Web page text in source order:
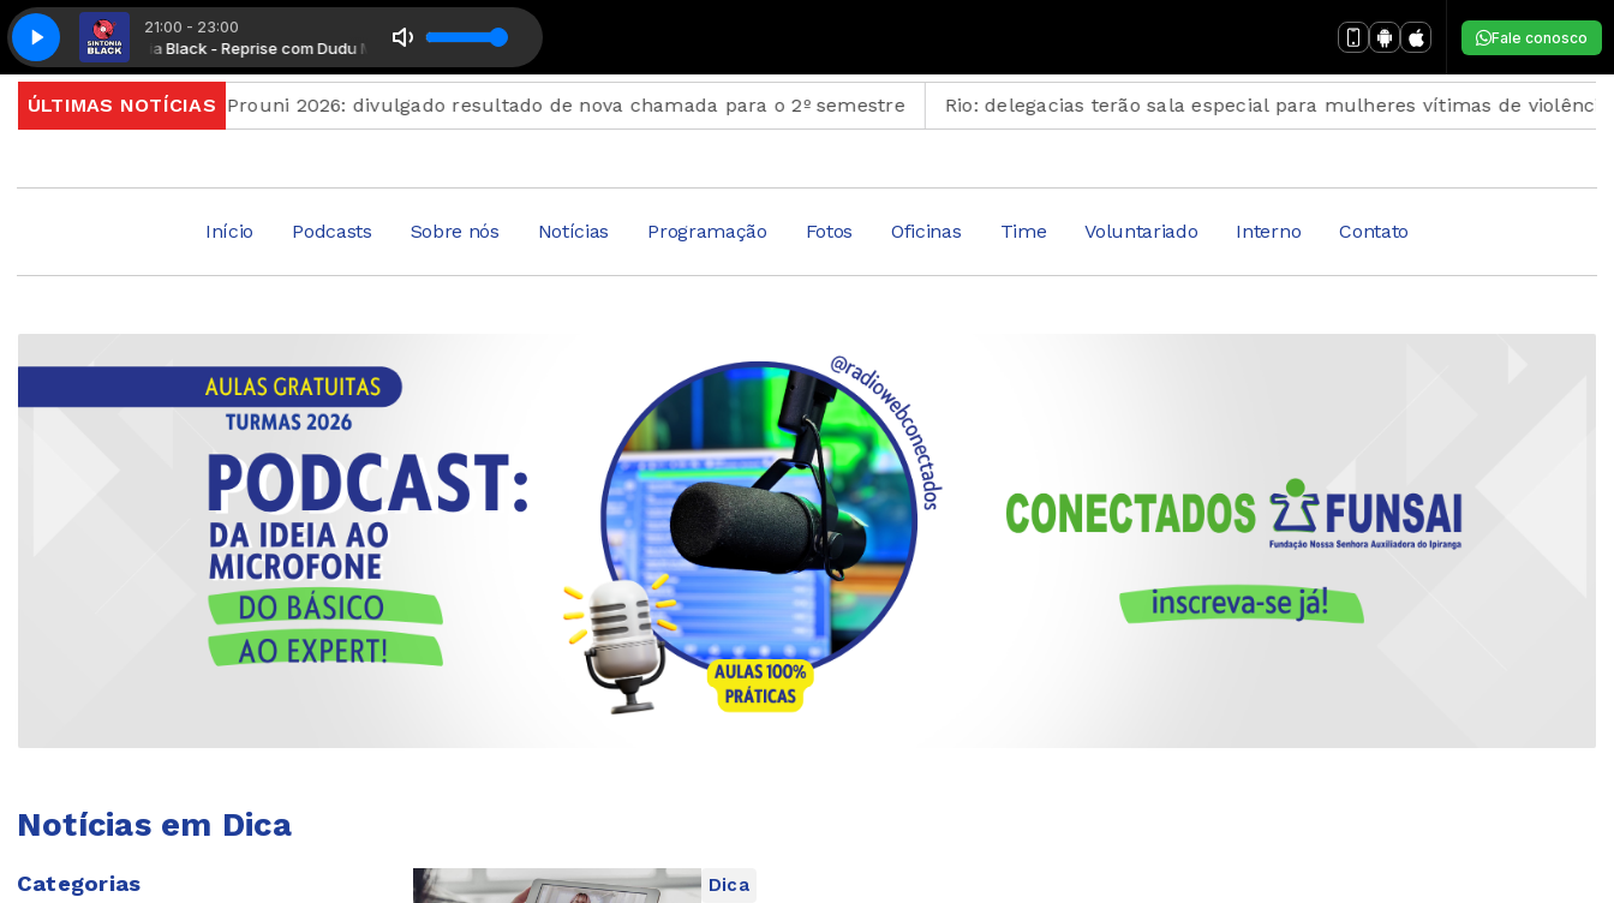
21:00 - 23:00
Sintonia Black - Reprise com Dudu MendonçaSintonia Black - Reprise com Dudu Mendonça
Fale conosco
ÚLTIMAS NOTÍCIAS
quinta Prouni 2026: divulgado resultado de nova chamada para o 2º semestre Rio: delegacias terão sala especial para mulheres vítimas de violência
Início Podcasts Sobre nós Notícias Programação Fotos Oficinas Time Voluntariado Interno Contato
Notícias em Dica
Categorias
Dica